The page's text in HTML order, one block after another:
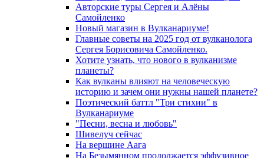
Авторские туры Сергея и Алёны
Самойленко
Новый магазин в Вулканариуме!
Главные советы на 2025 год от вулканолога
Сергея Борисовича Самойленко.
Хотите узнать, что нового в вулканизме
планеты?
Как вулканы влияют на человеческую
историю и зачем они нужны нашей планете?
Поэтический баттл "Три стихии" в
Вулканариуме
"Песни, весна и любовь"
Шивелуч сейчас
На вершине Аага
На Безымянном продолжается эффузивное